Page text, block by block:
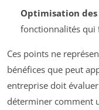
Optimisation
fonctionnalités qui
Ces points ne
bénéfices que peut
entreprise doit
déterminer comment